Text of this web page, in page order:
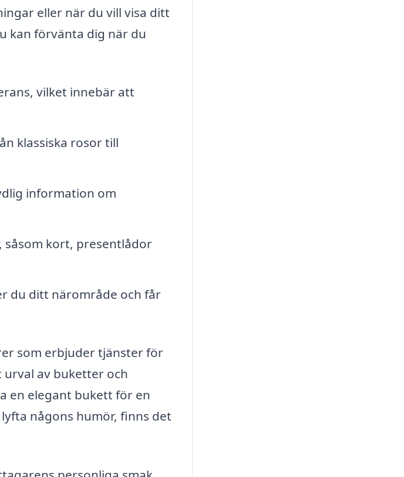
eller när du vill visa ditt
kan förvänta dig när du
vilket innebär att
klassiska rosor till
information om
kort, presentlådor
du ditt närområde och får
som erbjuder tjänster för
av buketter och
en elegant bukett för en
någons humör, finns det